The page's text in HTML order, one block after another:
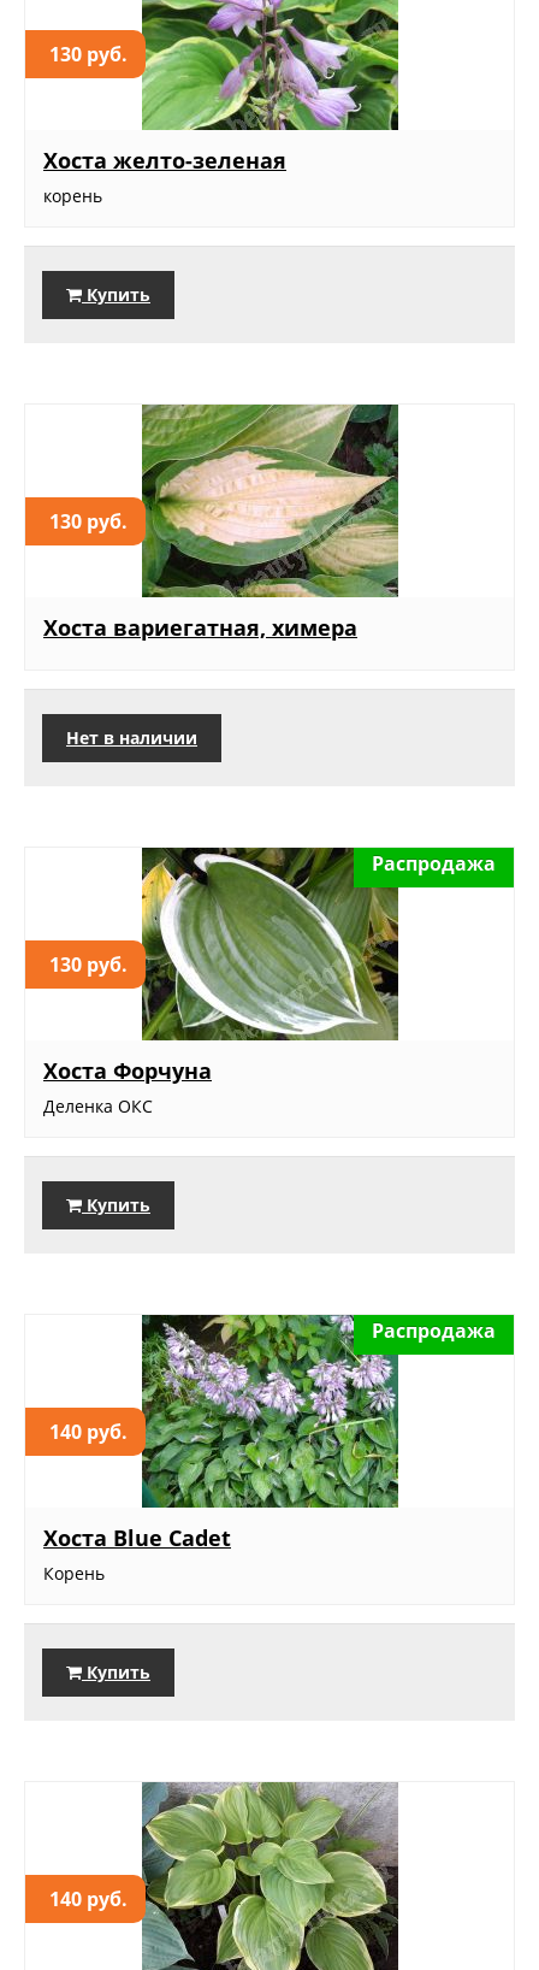
130 руб.
Хоста желто-зеленая
корень
Купить
130 руб.
Хоста вариегатная, химера
Нет в наличии
130 руб.
Распродажа
Хоста Форчуна
Деленка ОКС
Купить
140 руб.
Распродажа
Хоста Blue Cadet
Корень
Купить
140 руб.